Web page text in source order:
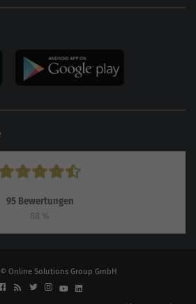
95Bewertungen
88 %
Online Solutions Group GmbH